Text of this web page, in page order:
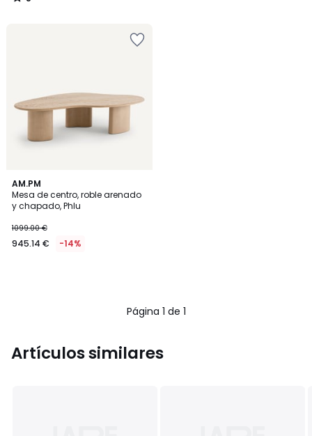
/
AM.PM
Mesa de centro, roble arenado
y chapado, Phlu
1099.00 €
945.14 € -14%
Página 1 de 1
Artículos similares